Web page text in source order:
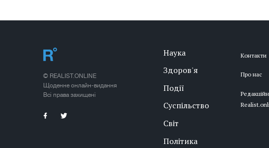
© REALIST.ONLINE
Щоденне онлайн-видання
Всі права захищені
Наука
Здоров'я
Події
Суспільство
Світ
Політика
Контакти
Про нас